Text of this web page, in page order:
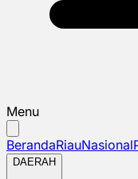
Menu
BerandaRiauNasional
DAERAH